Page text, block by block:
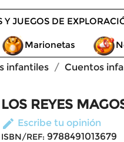
Y JUEGOS DE
Marionetas
infantiles Cuentos
LOS REYES
edit Escribe tu opinión
ISBN/REF: 9788491013679